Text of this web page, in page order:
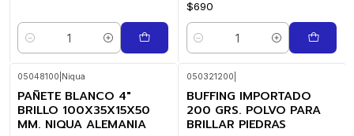
Cantidad
$690
Cantidad
05048100 Niqua
PAÑETE BLANCO 4"
BRILLO 100X35X15X50
MM. NIQUA ALEMANIA
050321200
BUFFING IMPORTADO
200 GRS. POLVO PARA
BRILLAR PIEDRAS